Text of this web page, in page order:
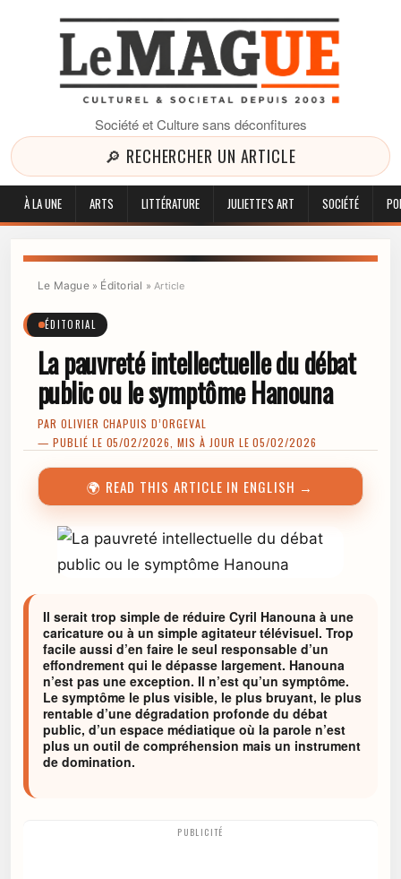
Société et Culture sans déconfitures
🔎 RECHERCHER UN ARTICLE
À LA UNE ARTS LITTÉRATURE JULIETTE'S ART SOCIÉTÉ
Le Mague» Éditorial »Article
ÉDITORIAL
La pauvreté intellectuelle du débat
public ou le symptôme Hanouna
PAR OLIVIER CHAPUIS D’ORGEVAL
— PUBLIÉ LE 05/02/2026, MIS À JOUR LE 05/02/2026
🌍 READ THIS ARTICLE IN ENGLISH →
Il serait trop simple de réduire Cyril Hanouna à une
caricature ou à un simple agitateur télévisuel. Trop
facile aussi d’en faire le seul responsable d’un
effondrement qui le dépasse largement. Hanouna
n’est pas une exception. Il n’est qu’un symptôme.
Le symptôme le plus visible, le plus bruyant, le plus
rentable d’une dégradation profonde du débat
public, d’un espace médiatique où la parole n’est
plus un outil de compréhension mais un instrument
de domination.
PUBLICITÉ